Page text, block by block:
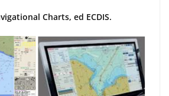
Charts, ed ECDIS.